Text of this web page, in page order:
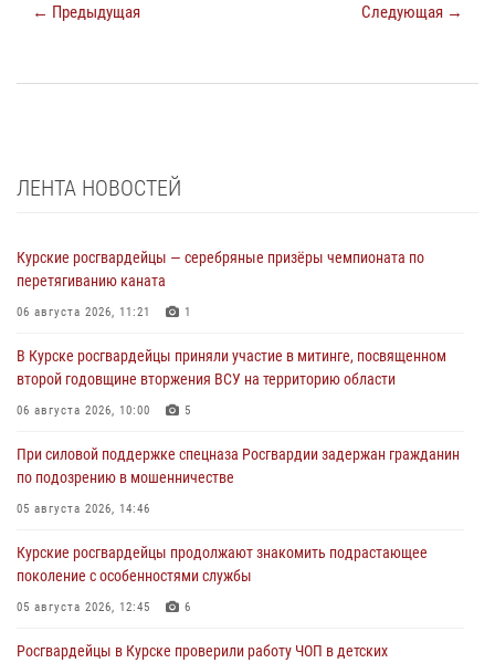
← Предыдущая Следующая →
ЛЕНТА НОВОСТЕЙ
Курские росгвардейцы — серебряные призёры чемпионата по
перетягиванию каната
06 августа 2026, 11:21 1
В Курске росгвардейцы приняли участие в митинге, посвященном
второй годовщине вторжения ВСУ на территорию области
06 августа 2026, 10:00 5
При силовой поддержке спецназа Росгвардии задержан гражданин
по подозрению в мошенничестве
05 августа 2026, 14:46
Курские росгвардейцы продолжают знакомить подрастающее
поколение с особенностями службы
05 августа 2026, 12:45 6
Росгвардейцы в Курске проверили работу ЧОП в детских